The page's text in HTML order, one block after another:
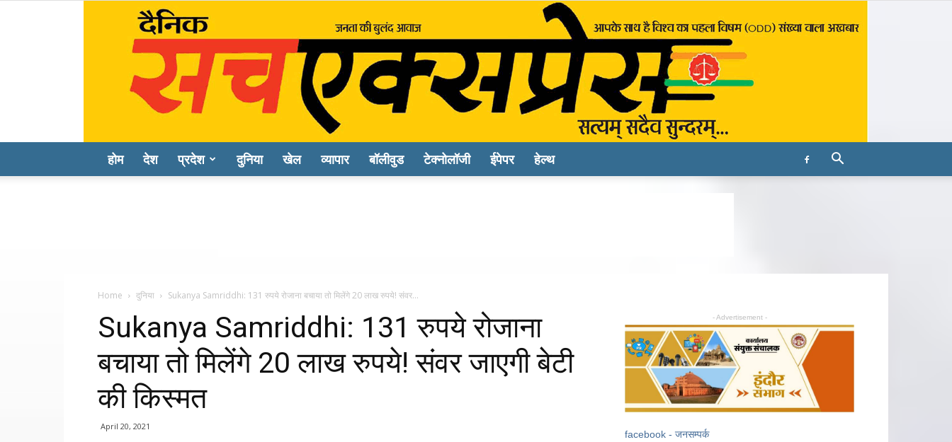
होम देश प्रदेश दुनिया खेल व्यापार बॉलीवुड टेक्नोलॉजी ईपेपर हेल्थ
Home दुनिया Sukanya Samriddhi: 131 रुपये रोजाना बचाया तो मिलेंगे 20 लाख रुपये! संवर...
Sukanya Samriddhi: 131 रुपये रोजाना
बचाया तो मिलेंगे 20 लाख रुपये! संवर जाएगी बेटी
की किस्मत
April 20, 2021
- Advertisement -
facebook - जनसम्पर्क